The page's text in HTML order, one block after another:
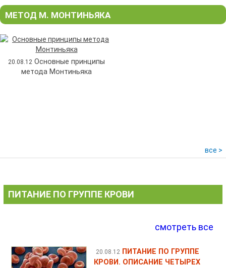
МЕТОД М. МОНТИНЬЯКА
20.08.12 Основные принципы
метода Монтиньяка
все >
ПИТАНИЕ ПО ГРУППЕ КРОВИ
смотреть все
20.08.12 ПИТАНИЕ ПО ГРУППЕ
КРОВИ. ОПИСАНИЕ ЧЕТЫРЕХ